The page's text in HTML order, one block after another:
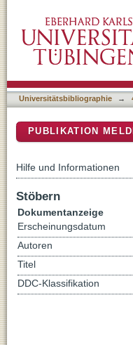
and first
Universitätsbibliographie →
PUBLIKATION
Hilfe und Informationen
Stöbern
Dokumentanzeige
Erscheinungsdatum
Autoren
Titel
DDC-Klassifikation